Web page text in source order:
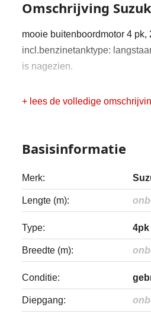
Omschrijving
mooie buitenboordmotor 4 pk,
incl.benzinetanktype:
is nagezien.
+ lees de volledige
Basisinformatie
Merk:
Lengte (m):
Type: 4pk
Breedte (m):
Conditie:
Diepgang: